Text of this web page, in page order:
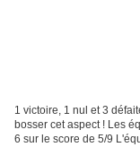
1 victoire, 1 nul et 3
bosser cet aspect ! Les
6 sur le score de 5/9